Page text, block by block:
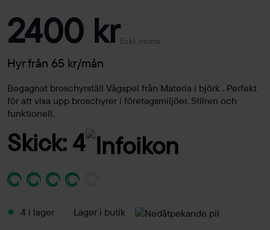
2400 krExkl. moms
Hyr från 65 kr/mån
Begagnat broschyrställ Vågspel från Materia i björk . Perfekt
för att visa upp broschyrer i företagsmiljöer. Stilren och
funktionell.
Skick: 4
4 i lager Lager i butik